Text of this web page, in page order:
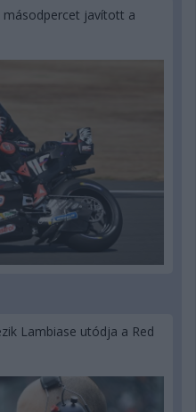
másodpercet javított a
Lambiase utódja a Red